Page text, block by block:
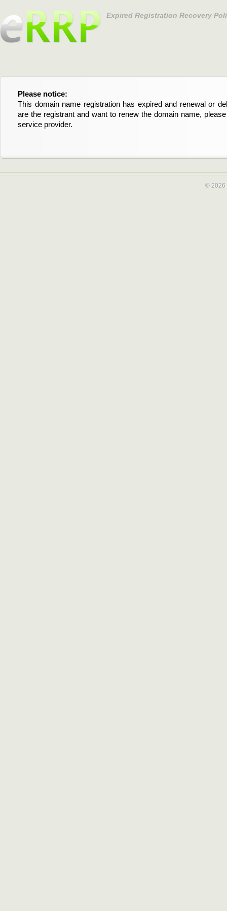
Expired Registration Recovery
Please notice:
This domain name registration has expired and renewal or
are the registrant and want to renew the domain name,
service provider.
Bitte beachten Sie:
Diese Domainregistrierung ist abgelaufen und die
Domain stehen an. Wenn Sie der Registrant sind und
verlängern möchten, kontaktieren Sie bitte Ihren Service-
© 2026